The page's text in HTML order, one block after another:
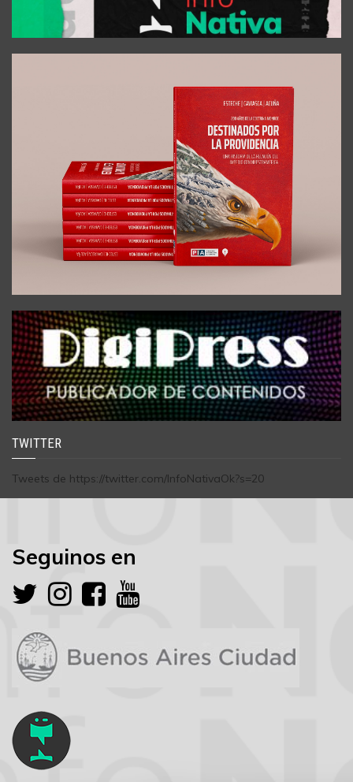
TWITTER
Tweets de https://twitter.com/InfoNativaOk?s=20
Seguinos en